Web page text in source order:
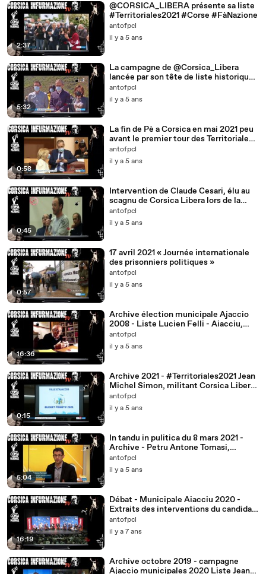
2:37
@CORSICA_LIBERA présente sa liste
#Territoriales2021 #Corse #FàNazione
antofpcl
il y a 5 ans
5:32
La campagne de @Corsica_Libera
lancée par son tête de liste historique
@JeanGuyTalamoni – #Corse —
antofpcl
il y a 5 ans
0:58
La fin de Pè a Corsica en mai 2021 peu
avant le premier tour des Territoriales
de juin 2021
antofpcl
il y a 5 ans
0:45
Intervention de Claude Cesari, élu au
scagnu de Corsica Libera lors de la
cunsulta 2010
antofpcl
il y a 5 ans
0:57
17 avril 2021 « Journée internationale
des prisonniers politiques »
antofpcl
il y a 5 ans
16:36
Archive élection municipale Ajaccio
2008 - Liste Lucien Felli - Aiacciu,
Cità Viva, Cità Corsa
antofpcl
il y a 5 ans
0:15
Archive 2021 - #Territoriales2021 Jean
Michel Simon, militant Corsica Libera
et élu Pà Aiacciu lance la première
salve... TDR France 3 Corse ViaStella
antofpcl
il y a 5 ans
5:04
In tandu in pulitica du 8 mars 2021 -
Archive - Petru Antone Tomasi,
Président du groupe Corsica Libera à
l'Assemblée de #Corse
antofpcl
il y a 5 ans
16:19
Débat - Municipale Aiacciu 2020 -
Extraits des interventions du candidat
@JFCasalta pour la liste @PaAiacciu
TDR @Corse_Matin
antofpcl
il y a 7 ans
Archive octobre 2019 - campagne
Ajaccio municipales 2020 Liste Jean-